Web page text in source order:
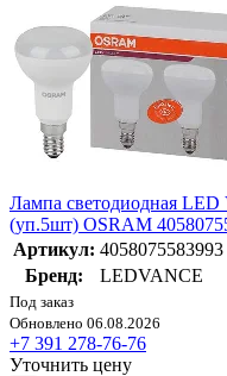
Лампа светодиодная
(уп.5шт) OSRAM
Артикул: 4058075583993
Бренд:
LEDVANCE
Под заказ
Обновлено 06.08.2026
+7 391 278-76-76
Уточнить цену